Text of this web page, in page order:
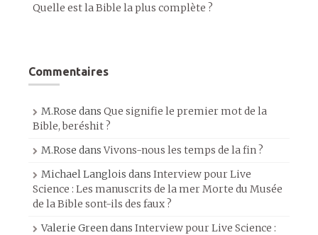
Quelle est la Bible la plus complète ?
Commentaires
M.Rose dans Que signifie le premier mot de la
Bible, beréshit ?
M.Rose dansVivons-nous les temps de la fin ?
Michael Langlois dans Interview pour Live
Science : Les manuscrits de la mer Morte du Musée
de la Bible sont-ils des faux ?
Valerie Greendans Interview pour Live Science :